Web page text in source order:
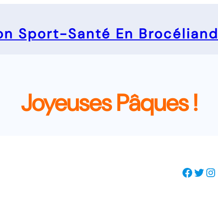
Sport-Santé En
Joyeuses Pâques !
Facebook Twitter Instagram